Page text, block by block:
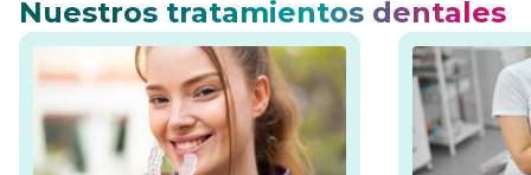
Nuestros tratamientos dentales